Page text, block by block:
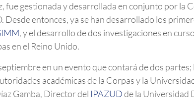
fue gestionada y desarrollada en conjunto por la
entonces, ya se han desarrollado los
, y el desarrollo de dos investigaciones en
en el Reino Unido.
en un evento que contará de dos
académicas de la Corpas y la
Gamba, Director del IPAZUDde la Universidad